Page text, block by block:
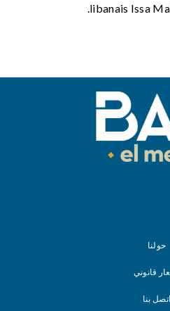
libanais Issa
حولنا
قانوني
اتصل بنا